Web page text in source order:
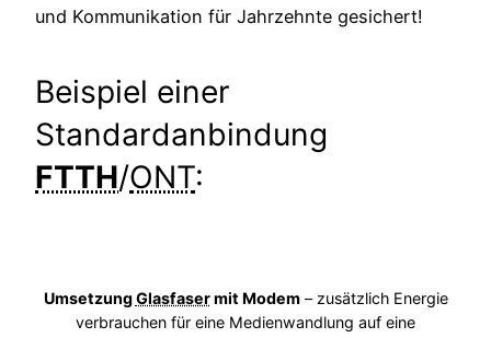
und Kommunikation für Jahrzehnte gesichert!
Beispiel einer
Standardanbindung
FTTH/ONT:
UmsetzungGlasfasermit Modem– zusätzlich Energie
verbrauchen für eine Medienwandlung auf eine